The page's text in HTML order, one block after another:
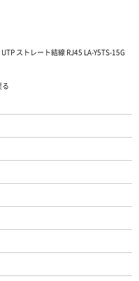
ストレート結線 RJ45 LA-Y5TS-15G
る